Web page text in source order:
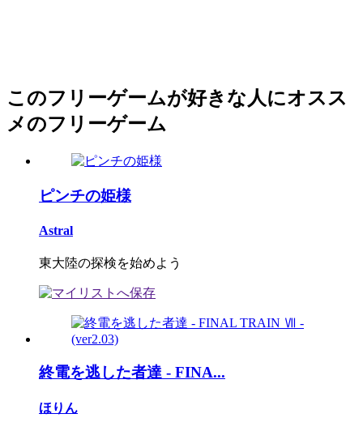
このフリーゲームが好きな人にオスス
メのフリーゲーム
ピンチの姫様
Astral
東大陸の探検を始めよう
終電を逃した者達 - FINA...
ほりん